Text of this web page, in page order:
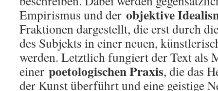
Empirismus und der objektive
Fraktionen dargestellt, die erst durch
des Subjekts in einer neuen,
werden. Letztlich fungiert der Text als
einer poetologischen Praxis, die das
der Kunst überführt und eine geistige